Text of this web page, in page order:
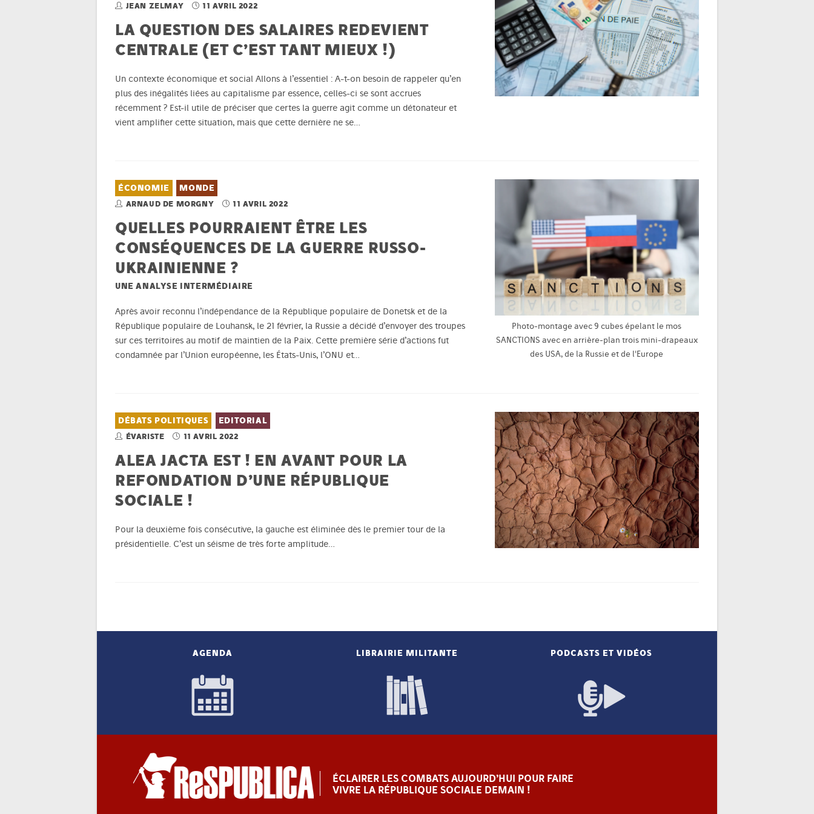
JEAN ZELMAY 11 AVRIL 2022
LA QUESTION DES SALAIRES REDEVIENT
CENTRALE (ET C’EST TANT MIEUX !)
Un contexte économique et social Allons à l’essentiel : A-t-on besoin de rappeler qu’en
plus des inégalités liées au capitalisme par essence, celles-ci se sont accrues
récemment ? Est-il utile de préciser que certes la guerre agit comme un détonateur et
vient amplifier cette situation, mais que cette dernière ne se…
ÉCONOMIE MONDE
ARNAUD DE MORGNY 11 AVRIL 2022
QUELLES POURRAIENT ÊTRE LES
CONSÉQUENCES DE LA GUERRE RUSSO-
UKRAINIENNE ?
UNE ANALYSE INTERMÉDIAIRE
Après avoir reconnu l’indépendance de la République populaire de Donetsk et de la
République populaire de Louhansk, le 21 février, la Russie a décidé d’envoyer des troupes
sur ces territoires au motif de maintien de la Paix. Cette première série d’actions fut
condamnée par l’Union européenne, les États-Unis, l’ONU et…
Photo-montage avec 9 cubes épelant le mos
SANCTIONS avec en arrière-plan trois mini-drapeaux
des USA, de la Russie et de l'Europe
DÉBATS POLITIQUES EDITORIAL
ÉVARISTE 11 AVRIL 2022
ALEA JACTA EST ! EN AVANT POUR LA
REFONDATION D’UNE RÉPUBLIQUE
SOCIALE !
Pour la deuxième fois consécutive, la gauche est éliminée dès le premier tour de la
présidentielle. C’est un séisme de très forte amplitude…
AGENDA LIBRAIRIE MILITANTE PODCASTS ET VIDÉOS
ÉCLAIRER LES COMBATS AUJOURD’HUI POUR FAIRE
VIVRE LA RÉPUBLIQUE SOCIALE DEMAIN !